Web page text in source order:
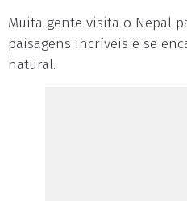
Muita gente visita o Nepal
paisagens incríveis e se
natural.